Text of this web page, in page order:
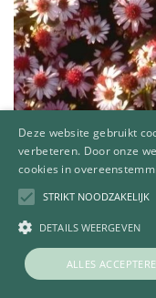
Deze website gebruikt
verbeteren. Door onze
cookies in
STRIKT NOODZAKELIJK
DETAILS WEERGEVEN
ALLES